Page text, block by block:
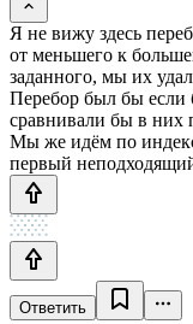
Я не вижу здесь
от меньшего к
заданного, мы их
Перебор был бы
сравнивали бы в них
Мы же идём по
первый
Ответить